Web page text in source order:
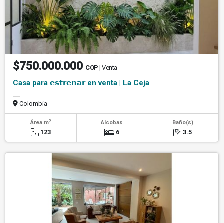
$750.000.000 COP | Venta
Casa para 𝗲𝘀𝘁𝗿𝗲𝗻𝗮𝗿 en venta | La Ceja
Colombia
Área m2
123
Alcobas
6
Baño(s)
3.5